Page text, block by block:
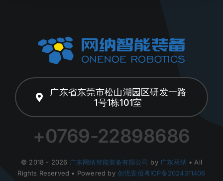
广东省东莞市松山湖园区研发一路
1号1栋101室
+0769-22898686
© 2018 - 2026 广东网纳智能装备有限公司 by 广东网纳 • All
Rights Reserved • Powered by 创优壹佰粤ICP备2024311406